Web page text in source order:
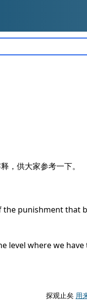
，供大家参考一下。
the punishment that
level where we have
探观止矣 用